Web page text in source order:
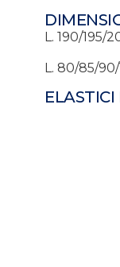
L.190/195/
L. 80/85/90/
ELASTICI